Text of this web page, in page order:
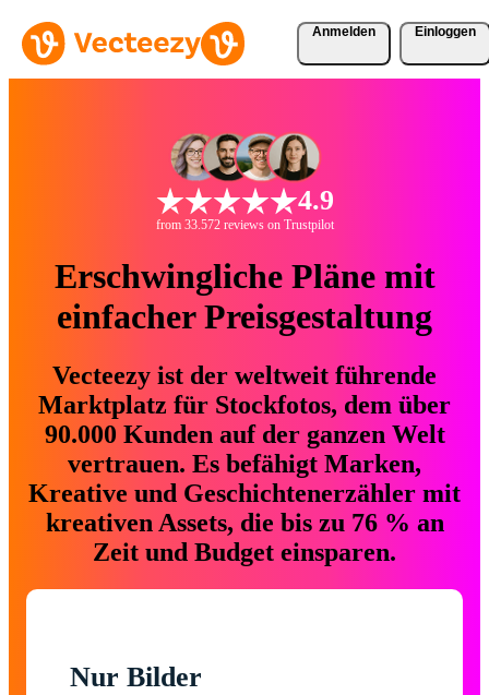
Anmelden Einloggen
4.9
from 33.572 reviews on Trustpilot
Erschwingliche Pläne mit
einfacher Preisgestaltung
Vecteezy ist der weltweit führende
Marktplatz für Stockfotos, dem über
90.000 Kunden auf der ganzen Welt
vertrauen. Es befähigt Marken,
Kreative und Geschichtenerzähler mit
kreativen Assets, die bis zu 76 % an
Zeit und Budget einsparen.
Nur Bilder